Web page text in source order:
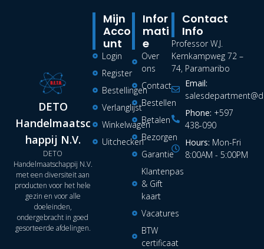
DETO
Handelmaatsc
happij N.V.
DETO
Handelmaatschappij N.V.
met een diversiteit aan
producten voor het hele
gezin en voor alle
doeleinden,
ondergebracht in goed
gesorteerde afdelingen.
Infor
Mati
E
Over
ons
Contact
Bestellen
Betalen
Bezorgen
Garantie
Klantenpas
& Gift
kaart
Vacatures
BTW
certificaat
Mijn
Acco
Unt
Login
Register
Bestellingen
Verlanglijst
Winkelwagen
Uitchecken
Contact
Info
Professor W.J.
Kernkampweg 72 –
74, Paramaribo
Email:
Phone: +597
438-090
Hours: Mon-Fri
8:00AM - 5:00PM